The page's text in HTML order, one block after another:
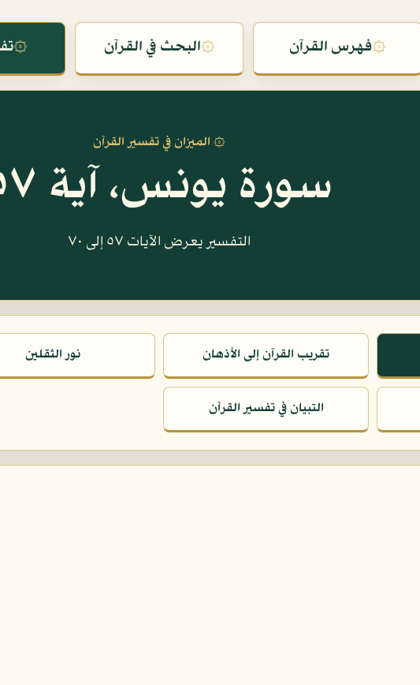
۞فهرس القرآن ۞البحث في القرآن ۞
۞ الميزان في تفسير القرآن
سورة يونس، آية ٥٧
التفسير يعرض الآيات ٥٧ إلى ٧٠
تقريب القرآن إلى الأذهان نور الثقلين
التبيان في تفسير القرآن